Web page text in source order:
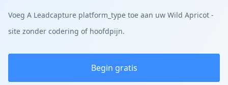
Voeg A Leadcapture platform_type toe aan uw Wild Apricot -
site zonder codering of hoofdpijn.
Begin gratis